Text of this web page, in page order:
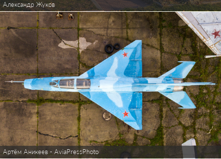
Александр Жуков
Артём Аникеев - AviaPressPhoto